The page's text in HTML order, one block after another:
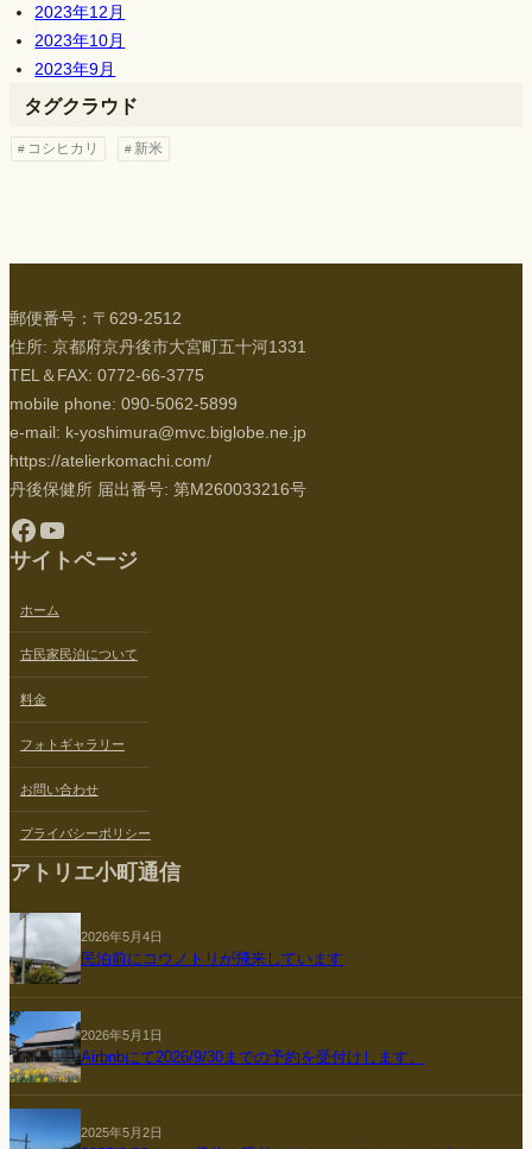
2023年12月
2023年10月
2023年9月
タグクラウド
コシヒカリ 新米
郵便番号：〒629-2512
住所: 京都府京丹後市大宮町五十河1331
TEL＆FAX: 0772-66-3775
mobile phone: 090-5062-5899
e-mail: k-yoshimura@mvc.biglobe.ne.jp
https://atelierkomachi.com/
丹後保健所 届出番号: 第M260033216号
Facebook YouTube
サイトページ
ホーム
古民家民泊について
料金
フォトギャラリー
お問い合わせ
プライバシーポリシー
アトリエ小町通信
2026年5月4日
民泊前にコウノトリが飛来しています
2026年5月1日
Airbnbにて2026/9/30までの予約を受付けします。
2025年5月2日